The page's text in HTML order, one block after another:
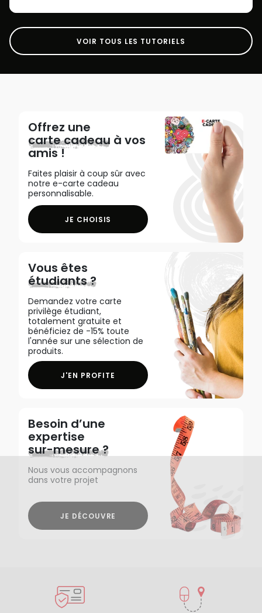
VOIR TOUS LES TUTORIELS
Offrez une
carte cadeau à vos
amis !
Faites plaisir à coup sûr avec
notre e-carte cadeau
personnalisable.
JE CHOISIS
Vous êtes
étudiants ?
Demandez votre carte
privilège étudiant,
totalement gratuite et
bénéficiez de -15% toute
l'année sur une sélection de
produits.
J'EN PROFITE
Besoin d’une
expertise
sur-mesure ?
Nous vous accompagnons
dans votre projet
JE DÉCOUVRE